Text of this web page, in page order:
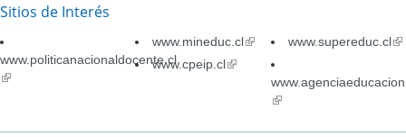
Sitios de Interés
www.politicanacionaldocente.cl
(link
www.mineduc.cl(link
external)
www.supereduc.cl
www.cpeip.cl(link
external)(link